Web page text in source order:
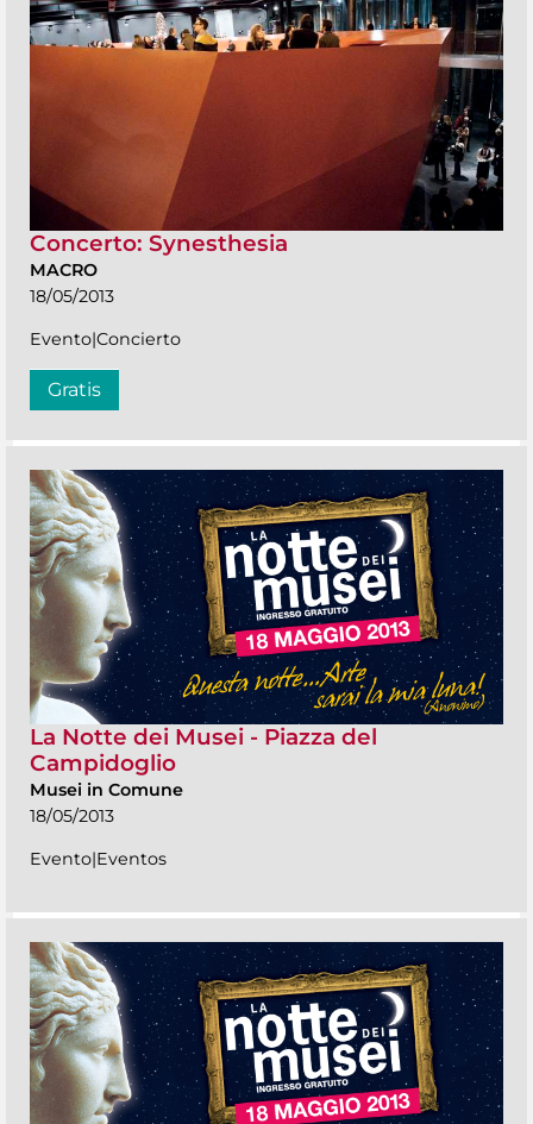
Concerto: Synesthesia
MACRO
18/05/2013
Evento|Concierto
Gratis
La Notte dei Musei - Piazza del
Campidoglio
Musei in Comune
18/05/2013
Evento|Eventos